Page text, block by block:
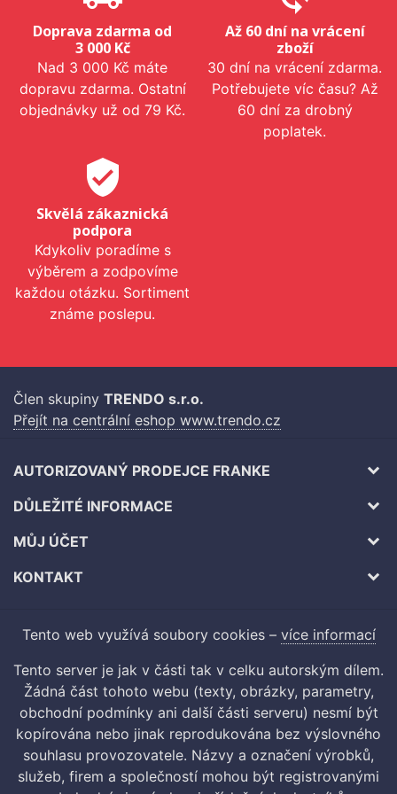
Doprava zdarma od
3 000 Kč
Nad 3 000 Kč máte
dopravu zdarma. Ostatní
objednávky už od 79 Kč.
Až 60 dní na vrácení
zboží
30 dní na vrácení zdarma.
Potřebujete víc času? Až
60 dní za drobný
poplatek.
verified_user
Skvělá zákaznická
podpora
Kdykoliv poradíme s
výběrem a zodpovíme
každou otázku. Sortiment
známe poslepu.
Člen skupiny TRENDO s.r.o.
Přejít na centrální eshop www.trendo.cz
AUTORIZOVANÝ PRODEJCE FRANKE
DŮLEŽITÉ INFORMACE
MŮJ ÚČET
KONTAKT
Tento web využívá soubory cookies – více informací
Tento server je jak v části tak v celku autorským dílem.
Žádná část tohoto webu (texty, obrázky, parametry,
obchodní podmínky ani další části serveru) nesmí být
kopírována nebo jinak reprodukována bez výslovného
souhlasu provozovatele. Názvy a označení výrobků,
služeb, firem a společností mohou být registrovanými